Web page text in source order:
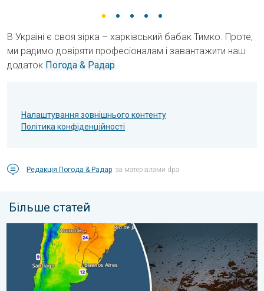
В Україні є своя зірка – харківський бабак Тимко. Проте,
ми радимо довіряти професіоналам і завантажити наш
додаток Погода & Радар.
Налаштування зовнішнього контенту
Політика конфіденційності
Редакція Погода & Радар за матеріалами dpa
Більше статей
Крижані вітання з Південної півкулі. Сніг в Андах. . .